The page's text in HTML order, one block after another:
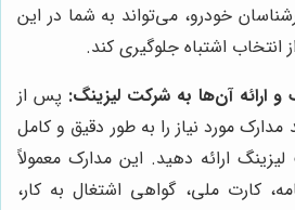
خودرو، می‌تواند به شما در این
اشتباه جلوگیری کند.
ارائه آن‌ها به شرکت لیزینگ: پس از
مدارک مورد نیاز را به طور دقیق و کامل
ارائه دهید. این مدارک معمولاً
کارت ملی، گواهی اشتغال به کار،